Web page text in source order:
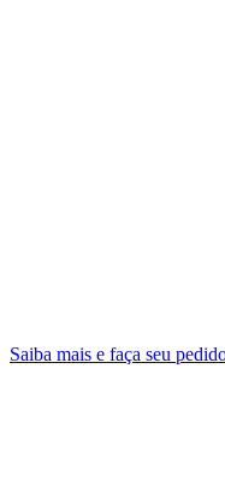
Saiba mais e faça seu